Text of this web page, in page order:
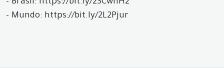
- Brasil: https://bit.ly/2SCwnH2
- Mundo: https://bit.ly/2L2Pjur